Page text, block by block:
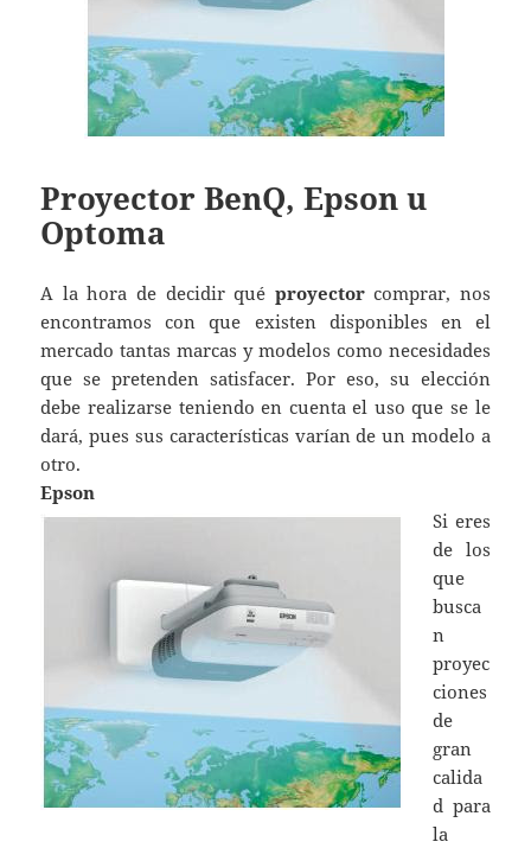
Proyector BenQ, Epson u
Optoma
A la hora de decidir qué proyectorcomprar, nos
encontramos con que existen disponibles en el
mercado tantas marcas y modelos como necesidades
que se pretenden satisfacer. Por eso, su elección
debe realizarse teniendo en cuenta el uso que se le
dará, pues sus características varían de un modelo a
otro.
Epson
Si eres
de los
que
busca
n
proyec
ciones
de
gran
calida
d para
la